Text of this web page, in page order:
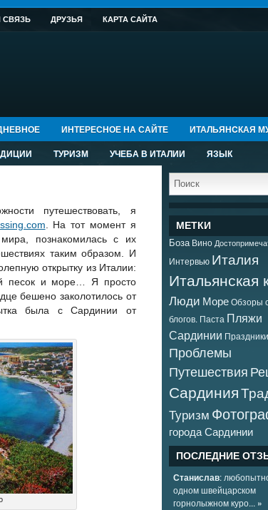
СВЯЗЬ ДРУЗЬЯ КАРТА САЙТА
ИНТЕРЕСНОЕ НА САЙТЕ ИТАЛЬЯНCКАЯ
ТУРИЗМ УЧЕБА В ИТАЛИИ ЯЗЫК
путешествовать, я
. На тот момент я
познакомилась с их
таким образом. И
открытку из Италии:
песок и море… Я просто
бешено заколотилось от
была с Сардинии от
МЕТКИ
Боза Вино
Интервью Италия
Итальянская
Люди МореОбзоры
блогов. Паста Пляжи
Сардинии Праздники
Проблемы
Путешествия
Сардиния
Туризм
города Сардинии
ПОСЛЕДНИЕ
Станислав:
одном швейцарском
горнолыжном куро... »